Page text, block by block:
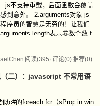
js不支持重载，后面函数会覆盖
到意外。 2.arguments对象 js
序员的智慧是无穷的！让我们
表示参数个数 f
阅读(395) 评论(0) 推荐(0)
二）：javascript 不常用语
c#的foreach for（sProp in win